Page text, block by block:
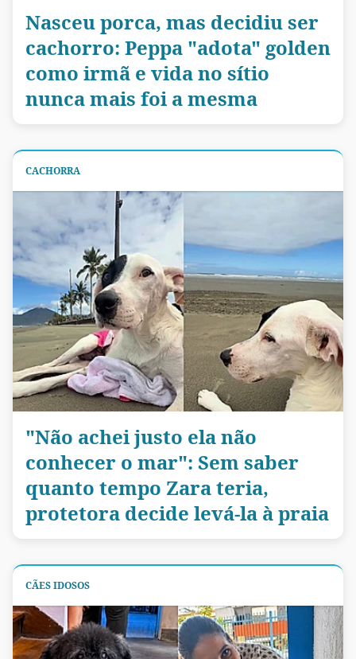
Nasceu porca, mas decidiu ser
cachorro: Peppa "adota" golden
como irmã e vida no sítio
nunca mais foi a mesma
CACHORRA
"Não achei justo ela não
conhecer o mar": Sem saber
quanto tempo Zara teria,
protetora decide levá-la à praia
CÃES IDOSOS